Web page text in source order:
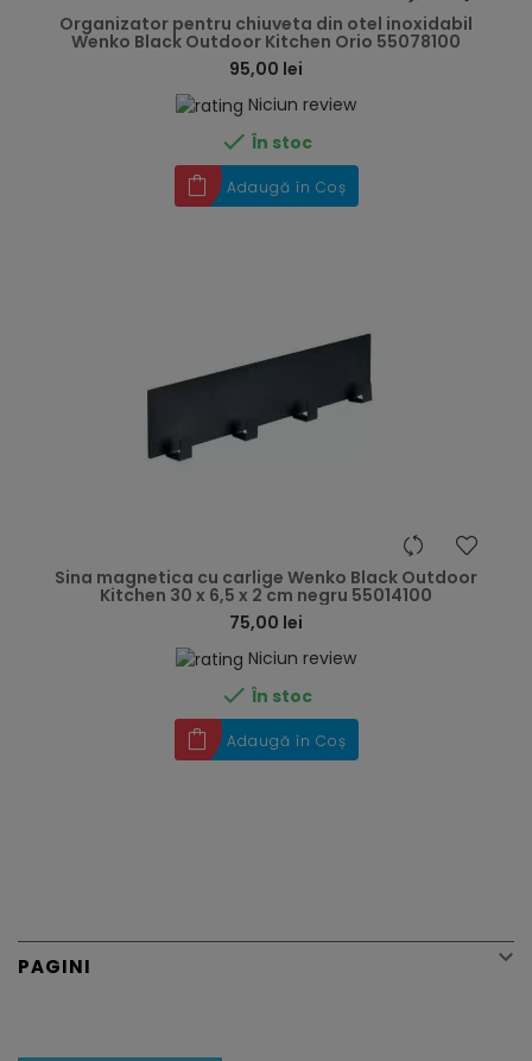
Organizator pentru chiuveta din otel inoxidabil
Wenko Black Outdoor Kitchen Orio 55078100
95,00 lei
Niciun review
 În stoc
Adaugă în Coș
Sina magnetica cu carlige Wenko Black Outdoor
Kitchen 30 x 6,5 x 2 cm negru 55014100
75,00 lei
Niciun review
 În stoc
Adaugă în Coș
PAGINI 